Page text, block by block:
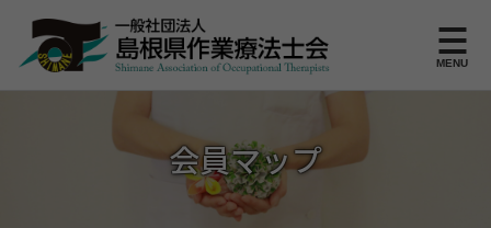
このページの本文へ
MENU
会員マップ